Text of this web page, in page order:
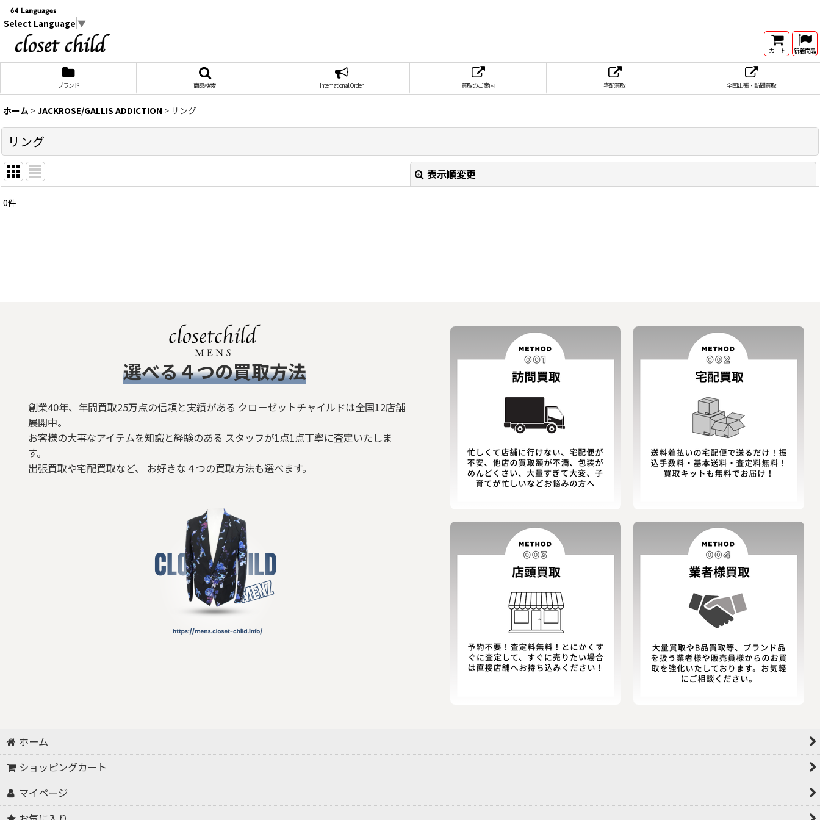
Select Language ▼
カート 新着商品
ブランド 商品検索 International Order 買取のご案内 宅配買取 全国出張・訪問買取
ホーム > JACKROSE/GALLIS ADDICTION > リング
リング
表示順変更
表示数
0件
​選べる４つの買取方法
創業40年、年間買取25万点の信頼と実績がある クローゼットチャイルドは全国12店舗
展開中。
お客様の大事なアイテムを知識と経験のある スタッフが1点1点丁寧に査定いたしま
す。
出張買取や宅配買取など、 お好きな４つの買取方法も選べます。
ホーム
ショッピングカート
マイページ